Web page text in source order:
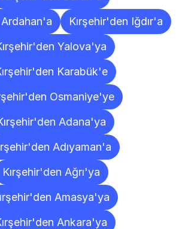
Kırşehir'den Iğdır'a
Yalova'ya
Karabük'e
Osmaniye'ye
Adana'ya
Adıyaman'a
Kırşehir'den Ağrı'ya
Amasya'ya
Ankara'ya